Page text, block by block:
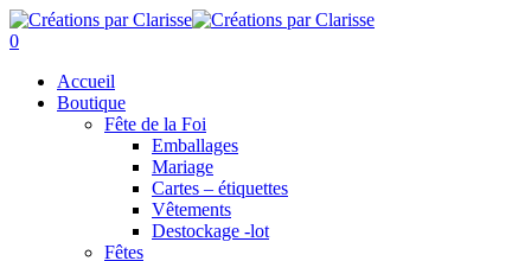
0
Accueil
Boutique
Fête de la Foi
Emballages
Mariage
Cartes – étiquettes
Vêtements
Destockage -lot
Fêtes